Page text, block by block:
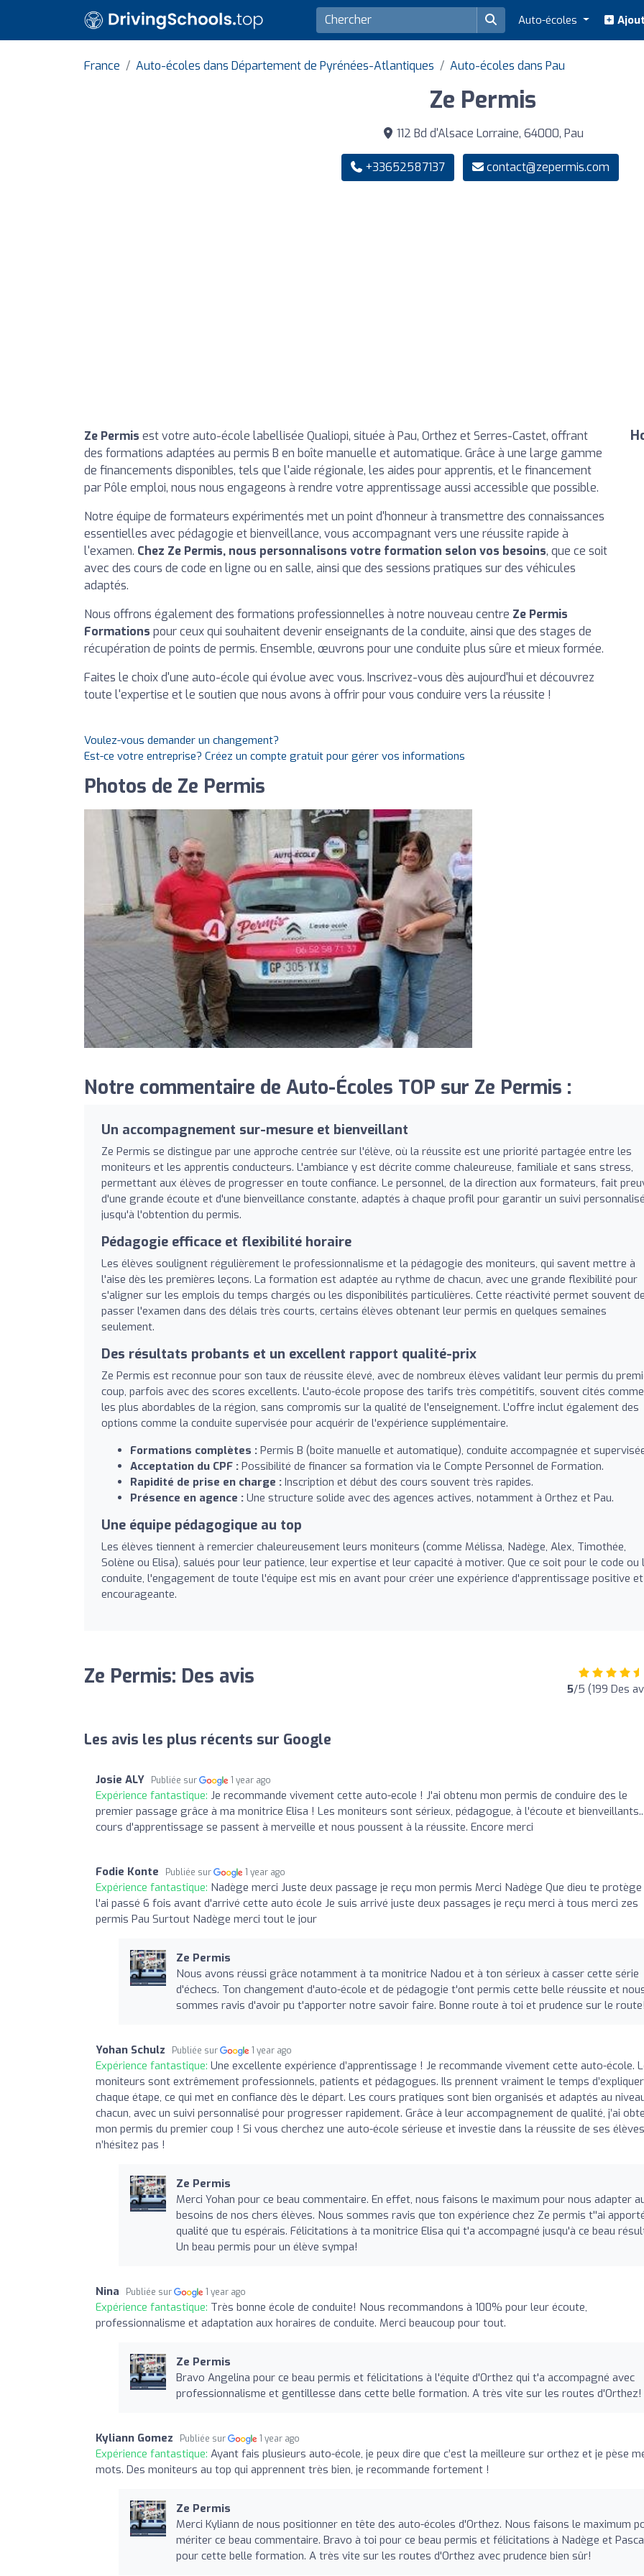
Auto-écoles
France Auto-écoles dans Département de Pyrénées-Atlantiques Auto-écoles dans Pau
Ze Permis
112 Bd d'Alsace Lorraine, 64000, Pau
+33652587137 contact@zepermis.com
Ze Permis est votre auto-école labellisée Qualiopi, située à Pau, Orthez et Serres-Castet, offrant
des formations adaptées au permis B en boîte manuelle et automatique. Grâce à une large gamme
de financements disponibles, tels que l'aide régionale, les aides pour apprentis, et le financement
par Pôle emploi, nous nous engageons à rendre votre apprentissage aussi accessible que possible.
Notre équipe de formateurs expérimentés met un point d'honneur à transmettre des connaissances
essentielles avec pédagogie et bienveillance, vous accompagnant vers une réussite rapide à
l'examen. Chez Ze Permis, nous personnalisons votre formation selon vos besoins, que ce soit
avec des cours de code en ligne ou en salle, ainsi que des sessions pratiques sur des véhicules
adaptés.
Nous offrons également des formations professionnelles à notre nouveau centre Ze Permis
Formations pour ceux qui souhaitent devenir enseignants de la conduite, ainsi que des stages de
récupération de points de permis. Ensemble, œuvrons pour une conduite plus sûre et mieux formée.
Faites le choix d'une auto-école qui évolue avec vous. Inscrivez-vous dès aujourd'hui et découvrez
toute l'expertise et le soutien que nous avons à offrir pour vous conduire vers la réussite !
Voulez-vous demander un changement?
Est-ce votre entreprise? Créez un compte gratuit pour gérer vos informations
Photos de Ze Permis
Notre commentaire de Auto-Écoles TOP sur Ze Permis :
Un accompagnement sur-mesure et bienveillant
Ze Permis se distingue par une approche centrée sur l'élève, où la réussite est une priorité partagée entre les
moniteurs et les apprentis conducteurs. L'ambiance y est décrite comme chaleureuse, familiale et sans stress,
permettant aux élèves de progresser en toute confiance. Le personnel, de la direction aux formateurs, fait
d'une grande écoute et d'une bienveillance constante, adaptés à chaque profil pour garantir un suivi
jusqu'à l'obtention du permis.
Pédagogie efficace et flexibilité horaire
Les élèves soulignent régulièrement le professionnalisme et la pédagogie des moniteurs, qui savent mettre à
l'aise dès les premières leçons. La formation est adaptée au rythme de chacun, avec une grande flexibilité pour
s'aligner sur les emplois du temps chargés ou les disponibilités particulières. Cette réactivité permet souvent
passer l'examen dans des délais très courts, certains élèves obtenant leur permis en quelques semaines
seulement.
Des résultats probants et un excellent rapport qualité-prix
Ze Permis est reconnue pour son taux de réussite élevé, avec de nombreux élèves validant leur permis du
coup, parfois avec des scores excellents. L'auto-école propose des tarifs très compétitifs, souvent cités comme
les plus abordables de la région, sans compromis sur la qualité de l'enseignement. L'offre inclut également des
options comme la conduite supervisée pour acquérir de l'expérience supplémentaire.
Formations complètes : Permis B (boîte manuelle et automatique), conduite accompagnée et
Acceptation du CPF : Possibilité de financer sa formation via le Compte Personnel de Formation.
Rapidité de prise en charge : Inscription et début des cours souvent très rapides.
Présence en agence : Une structure solide avec des agences actives, notamment à Orthez et Pau.
Une équipe pédagogique au top
Les élèves tiennent à remercier chaleureusement leurs moniteurs (comme Mélissa, Nadège, Alex, Timothée,
Solène ou Elisa), salués pour leur patience, leur expertise et leur capacité à motiver. Que ce soit pour le code ou
conduite, l'engagement de toute l'équipe est mis en avant pour créer une expérience d'apprentissage positive et
encourageante.
Ze Permis: Des avis 5/5 (199 Des
Les avis les plus récents sur Google
Josie ALY Publiée sur 1 year ago
Expérience fantastique: Je recommande vivement cette auto-ecole ! J'ai obtenu mon permis de conduire des le
premier passage grâce à ma monitrice Elisa ! Les moniteurs sont sérieux, pédagogue, à l'écoute et
cours d'apprentissage se passent à merveille et nous poussent à la réussite. Encore merci
Fodie Konte Publiée sur 1 year ago
Expérience fantastique: Nadège merci Juste deux passage je reçu mon permis Merci Nadège Que dieu te protège
l'ai passé 6 fois avant d'arrivé cette auto école Je suis arrivé juste deux passages je reçu merci à tous merci zes
permis Pau Surtout Nadège merci tout le jour
Ze Permis
Nous avons réussi grâce notamment à ta monitrice Nadou et à ton sérieux à casser cette série
d'échecs. Ton changement d'auto-école et de pédagogie t'ont permis cette belle réussite et
sommes ravis d'avoir pu t'apporter notre savoir faire. Bonne route à toi et prudence sur le
Yohan Schulz Publiée sur 1 year ago
Expérience fantastique: Une excellente expérience d’apprentissage ! Je recommande vivement cette auto-école.
moniteurs sont extrêmement professionnels, patients et pédagogues. Ils prennent vraiment le temps d’expliquer
chaque étape, ce qui met en confiance dès le départ. Les cours pratiques sont bien organisés et adaptés au
chacun, avec un suivi personnalisé pour progresser rapidement. Grâce à leur accompagnement de qualité, j’ai
mon permis du premier coup ! Si vous cherchez une auto-école sérieuse et investie dans la réussite de ses
n’hésitez pas !
Ze Permis
Merci Yohan pour ce beau commentaire. En effet, nous faisons le maximum pour nous adapter
besoins de nos chers élèves. Nous sommes ravis que ton expérience chez Ze permis t''ai
qualité que tu espérais. Félicitations à ta monitrice Elisa qui t'a accompagné jusqu'à ce beau
Un beau permis pour un élève sympa!
Nina Publiée sur 1 year ago
Expérience fantastique: Très bonne école de conduite! Nous recommandons à 100% pour leur écoute,
professionnalisme et adaptation aux horaires de conduite. Merci beaucoup pour tout.
Ze Permis
Bravo Angelina pour ce beau permis et félicitations à l'équite d'Orthez qui t'a accompagné avec
professionnalisme et gentillesse dans cette belle formation. A très vite sur les routes d'Orthez!
Kyliann Gomez Publiée sur 1 year ago
Expérience fantastique: Ayant fais plusieurs auto-école, je peux dire que c’est la meilleure sur orthez et je pèse
mots. Des moniteurs au top qui apprennent très bien, je recommande fortement !
Ze Permis
Merci Kyliann de nous positionner en tête des auto-écoles d'Orthez. Nous faisons le maximum
mériter ce beau commentaire. Bravo à toi pour ce beau permis et félicitations à Nadège et
pour cette belle formation. A très vite sur les routes d'Orthez avec prudence bien sûr!